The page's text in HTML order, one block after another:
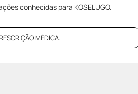
conhecidas para KOSELUGO.
MÉDICA.